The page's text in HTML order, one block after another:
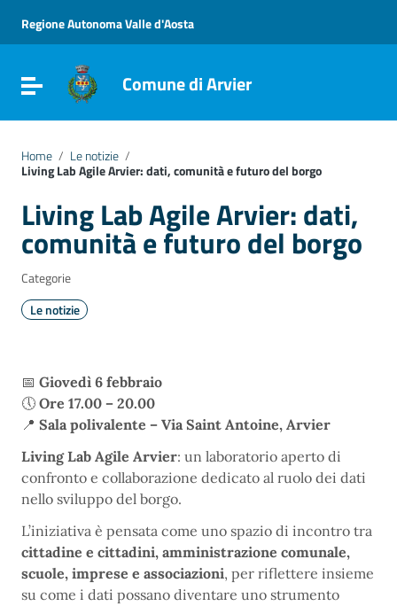
Vai al menu di navigazione
Vai al footer
Regione Autonoma Valle d'Aosta
Attiva / disattiva la navigazione
Comune di Arvier
Home / Le notizie /
Living Lab Agile Arvier: dati, comunità e futuro del borgo
Living Lab Agile Arvier: dati,
comunità e futuro del borgo
Categorie
Le notizie
📅 Giovedì 6 febbraio
🕔 Ore 17.00 – 20.00
📍 Sala polivalente – Via Saint Antoine, Arvier
Living Lab Agile Arvier: un laboratorio aperto di
confronto e collaborazione dedicato al ruolo dei dati
nello sviluppo del borgo.
L’iniziativa è pensata come uno spazio di incontro tra
cittadine e cittadini, amministrazione comunale,
scuole, imprese e associazioni, per riflettere insieme
su come i dati possano diventare uno strumento